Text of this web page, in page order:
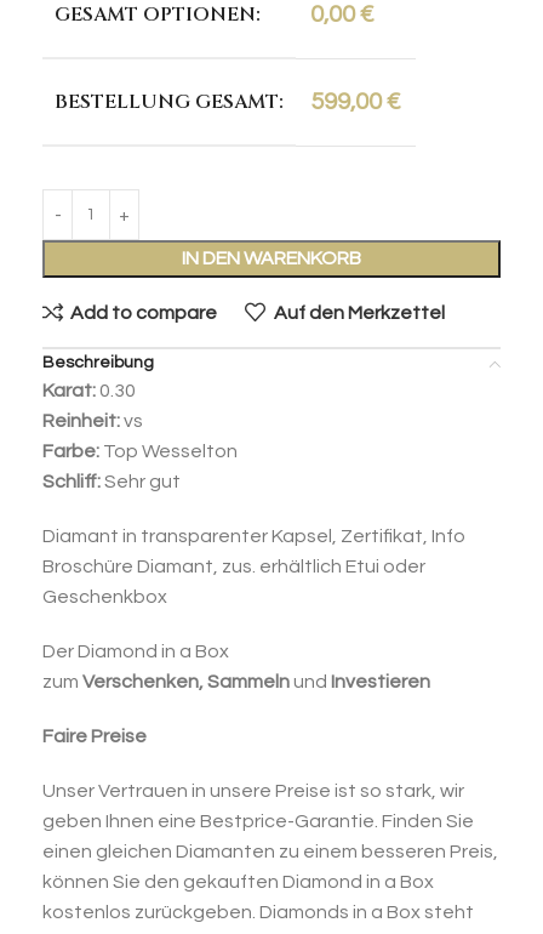
GESAMT OPTIONEN: 0,00€
BESTELLUNG GESAMT: 599,00€
IN DEN WARENKORB
Add to compare Auf den Merkzettel
Beschreibung
Karat: 0.30
Reinheit:vs
Farbe: Top Wesselton
Schliff:Sehr gut
Diamant in transparenter Kapsel, Zertifikat, Info
Broschüre Diamant, zus. erhältlich Etui oder
Geschenkbox
Der Diamond in a Box
zum Verschenken,Sammelnund Investieren
Faire Preise
Unser Vertrauen in unsere Preise ist so stark, wir
geben Ihnen eine Bestprice-Garantie. Finden Sie
einen gleichen Diamanten zu einem besseren Preis,
können Sie den gekauften Diamond in a Box
kostenlos zurückgeben. Diamonds in a Box steht